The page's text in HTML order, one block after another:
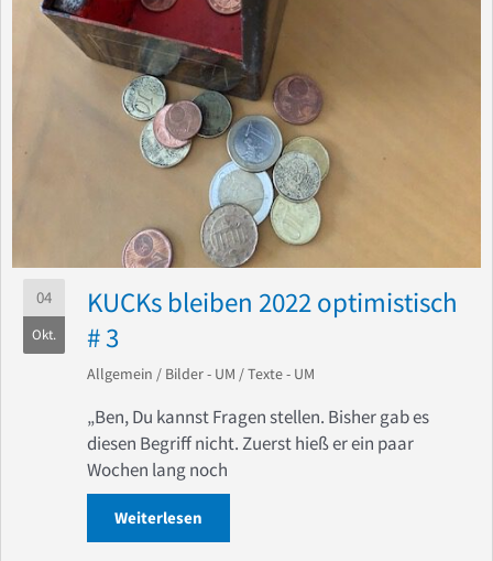
04
Okt.
KUCKs bleiben 2022 optimistisch
# 3
Allgemein / Bilder - UM /Texte - UM
„Ben, Du kannst Fragen stellen. Bisher gab es
diesen Begriff nicht. Zuerst hieß er ein paar
Wochen lang noch
Weiterlesen